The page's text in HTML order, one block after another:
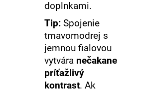
doplnkami.
Tip: Spojenie
tmavomodrej s
jemnou fialovou
vytvára nečakane
príťažlivý
kontrast. Ak